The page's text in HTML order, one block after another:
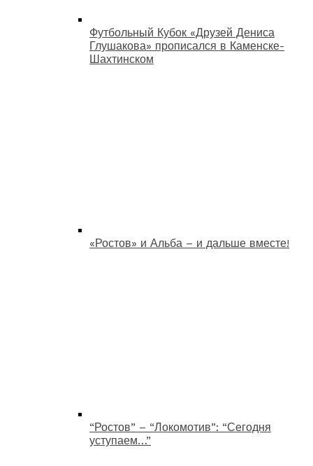
Футбольный Кубок «Друзей Дениса
Глушакова» прописался в Каменске-
Шахтинском
«Ростов» и Альба – и дальше вместе!
“Ростов” – “Локомотив”: “Сегодня
уступаем…”